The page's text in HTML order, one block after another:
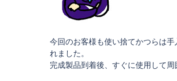
今回のお客様も使い捨てかつらは
れました。
完成製品到着後、すぐに使用して